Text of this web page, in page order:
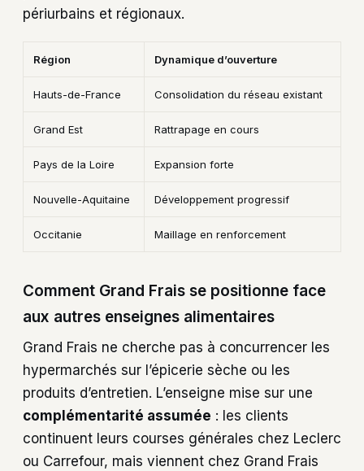
périurbains et régionaux.
Région Dynamique d’ouverture
Hauts-de-France Consolidation du réseau existant
Grand Est Rattrapage en cours
Pays de la Loire Expansion forte
Nouvelle-Aquitaine Développement progressif
Occitanie Maillage en renforcement
Comment Grand Frais se positionne face
aux autres enseignes alimentaires
Grand Frais ne cherche pas à concurrencer les
hypermarchés sur l’épicerie sèche ou les
produits d’entretien. L’enseigne mise sur une
complémentarité assumée : les clients
continuent leurs courses générales chez Leclerc
ou Carrefour, mais viennent chez Grand Frais